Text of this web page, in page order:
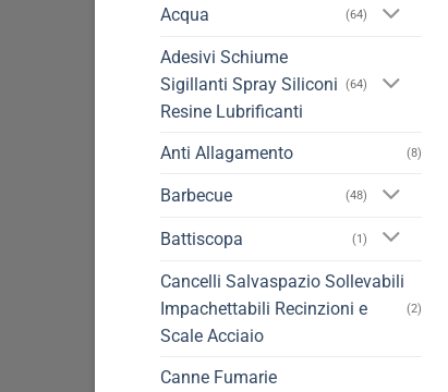
Acqua (64)
Adesivi Schiume
Sigillanti Spray Siliconi
Resine Lubrificanti
(64)
Anti Allagamento (8)
Barbecue (48)
Battiscopa (1)
Cancelli Salvaspazio Sollevabili
Impachettabili Recinzioni e
Scale Acciaio
(2)
Canne Fumarie